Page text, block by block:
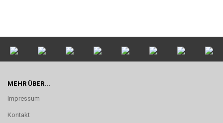
MEHR ÜBER...
Impressum
Kontakt